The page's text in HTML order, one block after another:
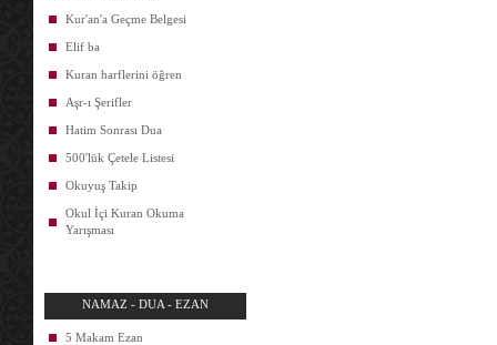
Kur'an'a Geçme Belgesi
Elif ba
Kuran harflerini öğren
Aşr-ı Şerifler
Hatim Sonrası Dua
500'lük Çetele Listesi
Okuyuş Takip
Okul İçi Kuran Okuma
Yarışması
NAMAZ - DUA - EZAN
5 Makam Ezan